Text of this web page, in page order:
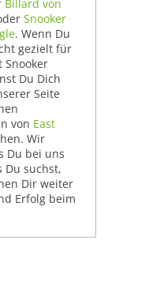
Billard von
Snooker
. Wenn Du
gezielt für
Snooker
Du Dich
Seite
von East
Wir
Du bei uns
Du suchst,
Dir weiter
Erfolg beim